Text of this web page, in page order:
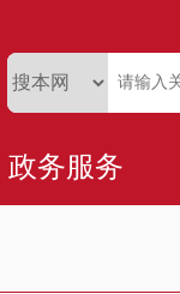
政务服务